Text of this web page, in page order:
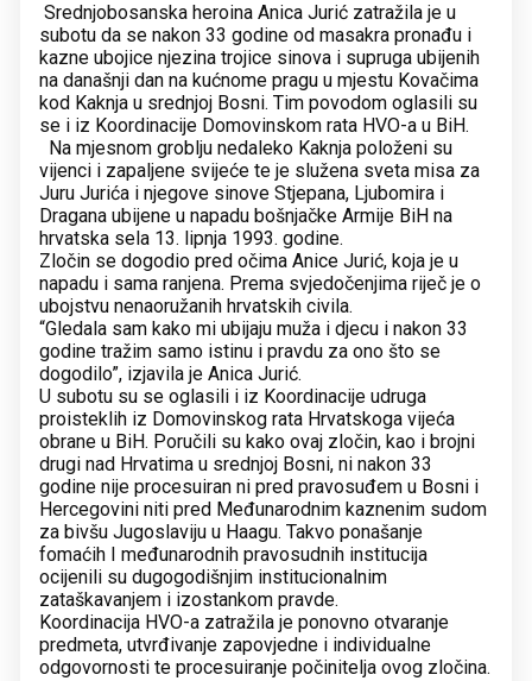
Srednjobosanska heroina Anica Jurić zatražila je u
subotu da se nakon 33 godine od masakra pronađu i
kazne ubojice njezina trojice sinova i supruga ubijenih
na današnji dan na kućnome pragu u mjestu Kovačima
kod Kaknja u srednjoj Bosni. Tim povodom oglasili su
se i iz Koordinacije Domovinskom rata HVO-a u BiH.
Na mjesnom groblju nedaleko Kaknja položeni su
vijenci i zapaljene svijeće te je služena sveta misa za
Juru Jurića i njegove sinove Stjepana, Ljubomira i
Dragana ubijene u napadu bošnjačke Armije BiH na
hrvatska sela 13. lipnja 1993. godine.
Zločin se dogodio pred očima Anice Jurić, koja je u
napadu i sama ranjena. Prema svjedočenjima riječ je o
ubojstvu nenaoružanih hrvatskih civila.
“Gledala sam kako mi ubijaju muža i djecu i nakon 33
godine tražim samo istinu i pravdu za ono što se
dogodilo”, izjavila je Anica Jurić.
U subotu su se oglasili i iz Koordinacije udruga
proisteklih iz Domovinskog rata Hrvatskoga vijeća
obrane u BiH. Poručili su kako ovaj zločin, kao i brojni
drugi nad Hrvatima u srednjoj Bosni, ni nakon 33
godine nije procesuiran ni pred pravosuđem u Bosni i
Hercegovini niti pred Međunarodnim kaznenim sudom
za bivšu Jugoslaviju u Haagu. Takvo ponašanje
fomaćih I međunarodnih pravosudnih institucija
ocijenili su dugogodišnjim institucionalnim
zataškavanjem i izostankom pravde.
Koordinacija HVO-a zatražila je ponovno otvaranje
predmeta, utvrđivanje zapovjedne i individualne
odgovornosti te procesuiranje počinitelja ovog zločina.